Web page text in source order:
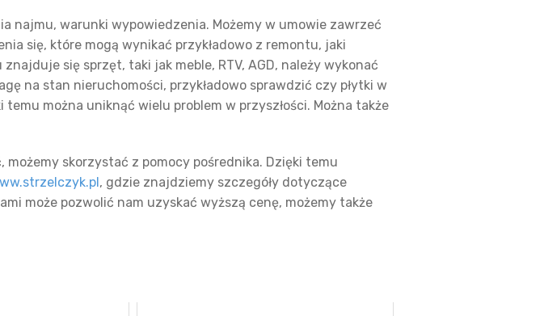
najmu, warunki wypowiedzenia. Możemy w umowie zawrzeć
się, które mogą wynikać przykładowo z remontu, jaki
się sprzęt, taki jak meble, RTV, AGD, należy wykonać
na stan nieruchomości, przykładowo sprawdzić czy płytki w
można uniknąć wielu problem w przyszłości. Można także
skorzystać z pomocy pośrednika. Dzięki temu
, gdzie znajdziemy szczegóły dotyczące
może pozwolić nam uzyskać wyższą cenę, możemy także